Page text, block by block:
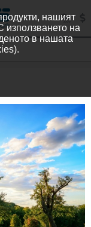
нашият
използването на
в нашата